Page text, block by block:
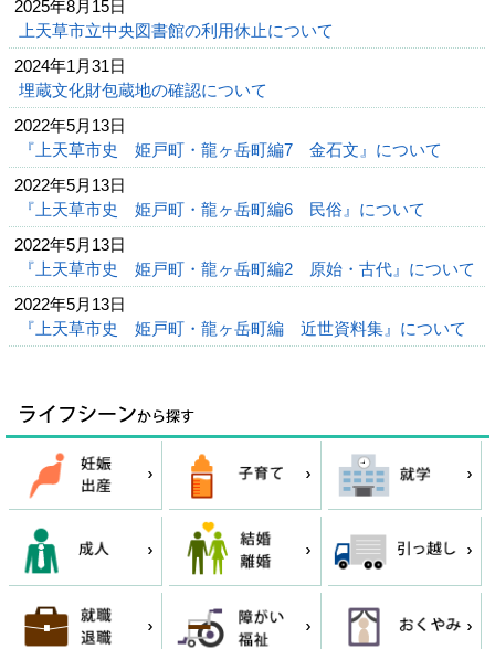
2025年8月15日
上天草市立中央図書館の利用休止について
2024年1月31日
埋蔵文化財包蔵地の確認について
2022年5月13日
『上天草市史 姫戸町・龍ヶ岳町編7 金石文』について
2022年5月13日
『上天草市史 姫戸町・龍ヶ岳町編6 民俗』について
2022年5月13日
『上天草市史 姫戸町・龍ヶ岳町編2 原始・古代』について
2022年5月13日
『上天草市史 姫戸町・龍ヶ岳町編 近世資料集』について